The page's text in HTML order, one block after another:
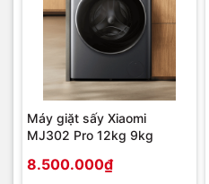
Máy giặt sấy Xiaomi
MJ302 Pro 12kg 9kg
8.500.000₫